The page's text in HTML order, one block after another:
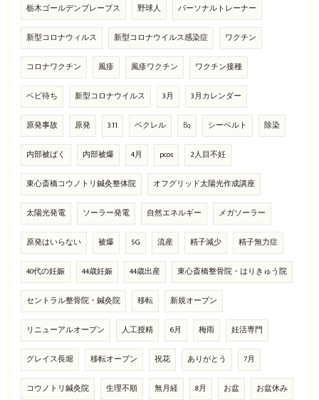
栃木ゴールデンブレーブス 野球人 パーソナルトレーナー
新型コロナウィルス 新型コロナウイルス感染症 ワクチン
コロナワクチン 風疹 風疹ワクチン ワクチン接種
ベビ待ち 新型コロナウイルス 3月 3月カレンダー
原発事故 原発 3.11 ベクレル ㏃ シーベルト 除染
内部被ばく 内部被爆 4月 pcos 2人目不妊
東心斎橋コウノトリ鍼灸整体院 オフグリッド太陽光作成講座
太陽光発電 ソーラー発電 自然エネルギー メガソーラー
原発はいらない 被爆 5G 流産 精子減少 精子無力症
40代の妊娠 44歳妊娠 44歳出産 東心斎橋整骨院・はりきゅう院
セントラル整骨院・鍼灸院 移転 新規オープン
リニューアルオープン 人工授精 6月 梅雨 妊活専門
グレイス長堀 移転オープン 祝花 ありがとう 7月
コウノトリ鍼灸院 生理不順 無月経 8月 お盆 お盆休み